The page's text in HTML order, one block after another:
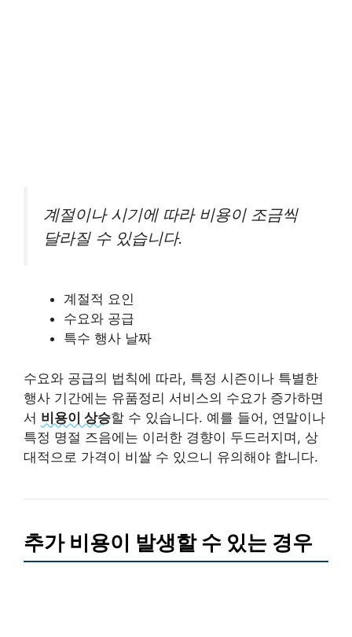
계절이나 시기에 따라 비용이 조금씩
달라질 수 있습니다.
계절적 요인
수요와 공급
특수 행사 날짜
수요와 공급의 법칙에 따라, 특정 시즌이나 특별한
행사 기간에는 유품정리 서비스의 수요가 증가하면
서 비용이 상승할 수 있습니다. 예를 들어, 연말이나
특정 명절 즈음에는 이러한 경향이 두드러지며, 상
대적으로 가격이 비쌀 수 있으니 유의해야 합니다.
추가 비용이 발생할 수 있는 경우